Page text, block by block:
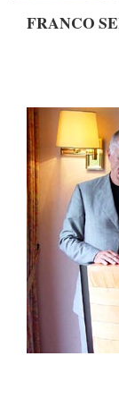
FRANCO